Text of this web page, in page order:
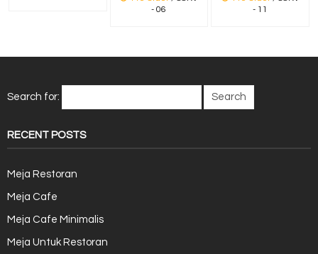
- 06
- 11
Search for:
RECENT POSTS
Meja Restoran
Meja Cafe
Meja Cafe Minimalis
Meja Untuk Restoran